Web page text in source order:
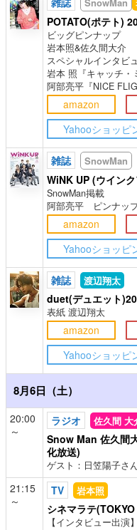
POTATO(ポテト)
ビッグピンナップ
岩本照&佐久間大介
スペシャルインタビ
岩本 照『キャッチ・
阿部亮平『NICE
amazon
Yahooショッピ
雑誌 SnowMan
WiNK UP (ウイン
SnowMan掲載
阿部亮平 ピンナッ
amazon
Yahooショッピ
雑誌 渡辺翔太
duet(デュエット
表紙 渡辺翔太
amazon
Yahooショッピ
8月6日（土）
20:00
～
ラジオ 佐久間 大
Snow Man 佐久間
化放送)
ゲスト：日笠陽子さ
21:15
～
TV 岩本照
シネマラテ
【インタビュー出演